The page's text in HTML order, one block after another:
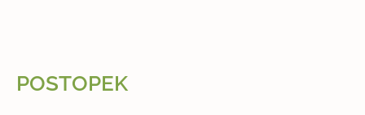
POSTOPEK